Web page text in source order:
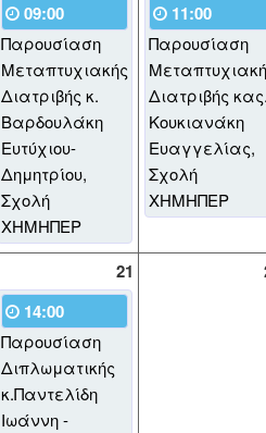
09:00
Παρουσίαση
Μεταπτυχιακής
Διατριβής κ.
Βαρδουλάκη
Ευτύχιου-
Δημητρίου,
Σχολή
ΧΗΜΗΠΕΡ
11:00
Παρουσίαση
Διατριβής κας.
Κουκιανάκη
Ευαγγελίας,
Σχολή
ΧΗΜΗΠΕΡ
21
14:00
Παρουσίαση
Διπλωματικής
κ.Παντελίδη
Ιωάννη -